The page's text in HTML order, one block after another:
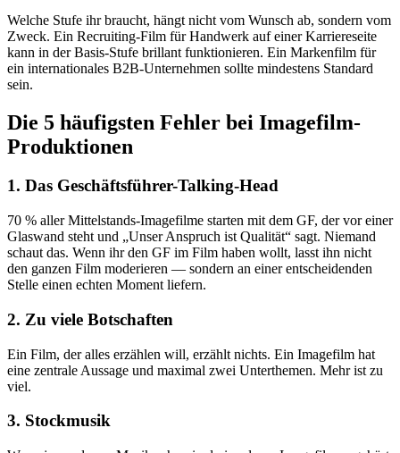
Welche Stufe ihr braucht, hängt nicht vom Wunsch ab, sondern vom
Zweck. Ein Recruiting-Film für Handwerk auf einer Karriereseite
kann in der Basis-Stufe brillant funktionieren. Ein Markenfilm für
ein internationales B2B-Unternehmen sollte mindestens Standard
sein.
Die 5 häufigsten Fehler bei Imagefilm-
Produktionen
1. Das Geschäftsführer-Talking-Head
70 % aller Mittelstands-Imagefilme starten mit dem GF, der vor einer
Glaswand steht und „Unser Anspruch ist Qualität“ sagt. Niemand
schaut das. Wenn ihr den GF im Film haben wollt, lasst ihn nicht
den ganzen Film moderieren — sondern an einer entscheidenden
Stelle einen echten Moment liefern.
2. Zu viele Botschaften
Ein Film, der alles erzählen will, erzählt nichts. Ein Imagefilm hat
eine zentrale Aussage und maximal zwei Unterthemen. Mehr ist zu
viel.
3. Stockmusik